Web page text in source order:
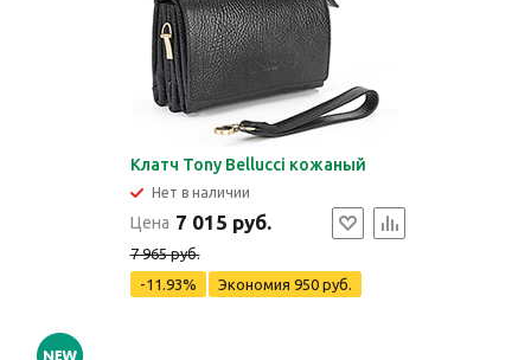
Клатч Tony Bellucci кожаный
Нет в наличии
Цена 7 015 руб.
7 965 руб.
-11.93%
Экономия 950 руб.